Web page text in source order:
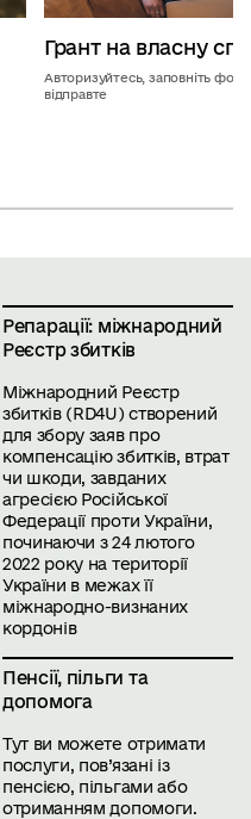
Грант на власну
Авторизуйтесь, заповніть
відправте
Репарації: міжнародний
Реєстр збитків
Міжнародний Реєстр
збитків (RD4U) створений
для збору заяв про
компенсацію збитків, втрат
чи шкоди, завданих
агресією Російської
Федерації проти України,
починаючи з 24 лютого
2022 року на території
України в межах її
міжнародно-визнаних
кордонів
Пенсії, пільги та
допомога
Тут ви можете отримати
послуги, пов’язані із
пенсією, пільгами або
отриманням допомоги.